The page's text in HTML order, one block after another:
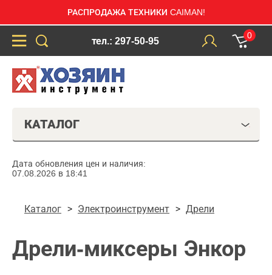
РАСПРОДАЖА ТЕХНИКИ CAIMAN!
тел.: 297-50-95
0
КАТАЛОГ
Дата обновления цен и наличия:
07.08.2026 в 18:41
Каталог Электроинструмент Дрели
Дрели-миксеры Энкор